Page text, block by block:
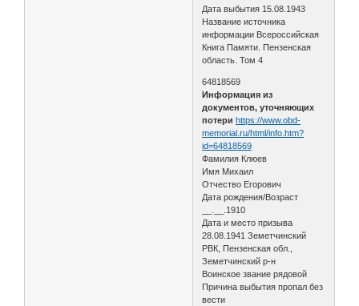
Дата выбытия 15.08.1943
Название источника
информации Всероссийская
Книга Памяти. Пензенская
область. Том 4
64818569
Информация из
документов, уточняющих
потери https://www.obd-
memorial.ru/html/info.htm?
id=64818569
Фамилия Клюев
Имя Михаил
Отчество Егорович
Дата рождения/Возраст
__.__.1910
Дата и место призыва
28.08.1941 Земетчинский
РВК, Пензенская обл.,
Земетчинский р-н
Воинское звание рядовой
Причина выбытия пропал без
вести